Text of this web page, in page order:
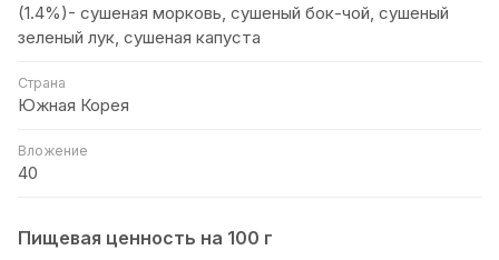
(1.4%)- сушеная морковь, сушеный бок-чой, сушеный
зеленый лук, сушеная капуста
Страна
Южная Корея
Вложение
40
Пищевая ценность на 100 г